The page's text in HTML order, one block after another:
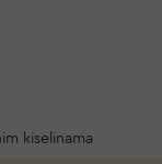
kiselinama